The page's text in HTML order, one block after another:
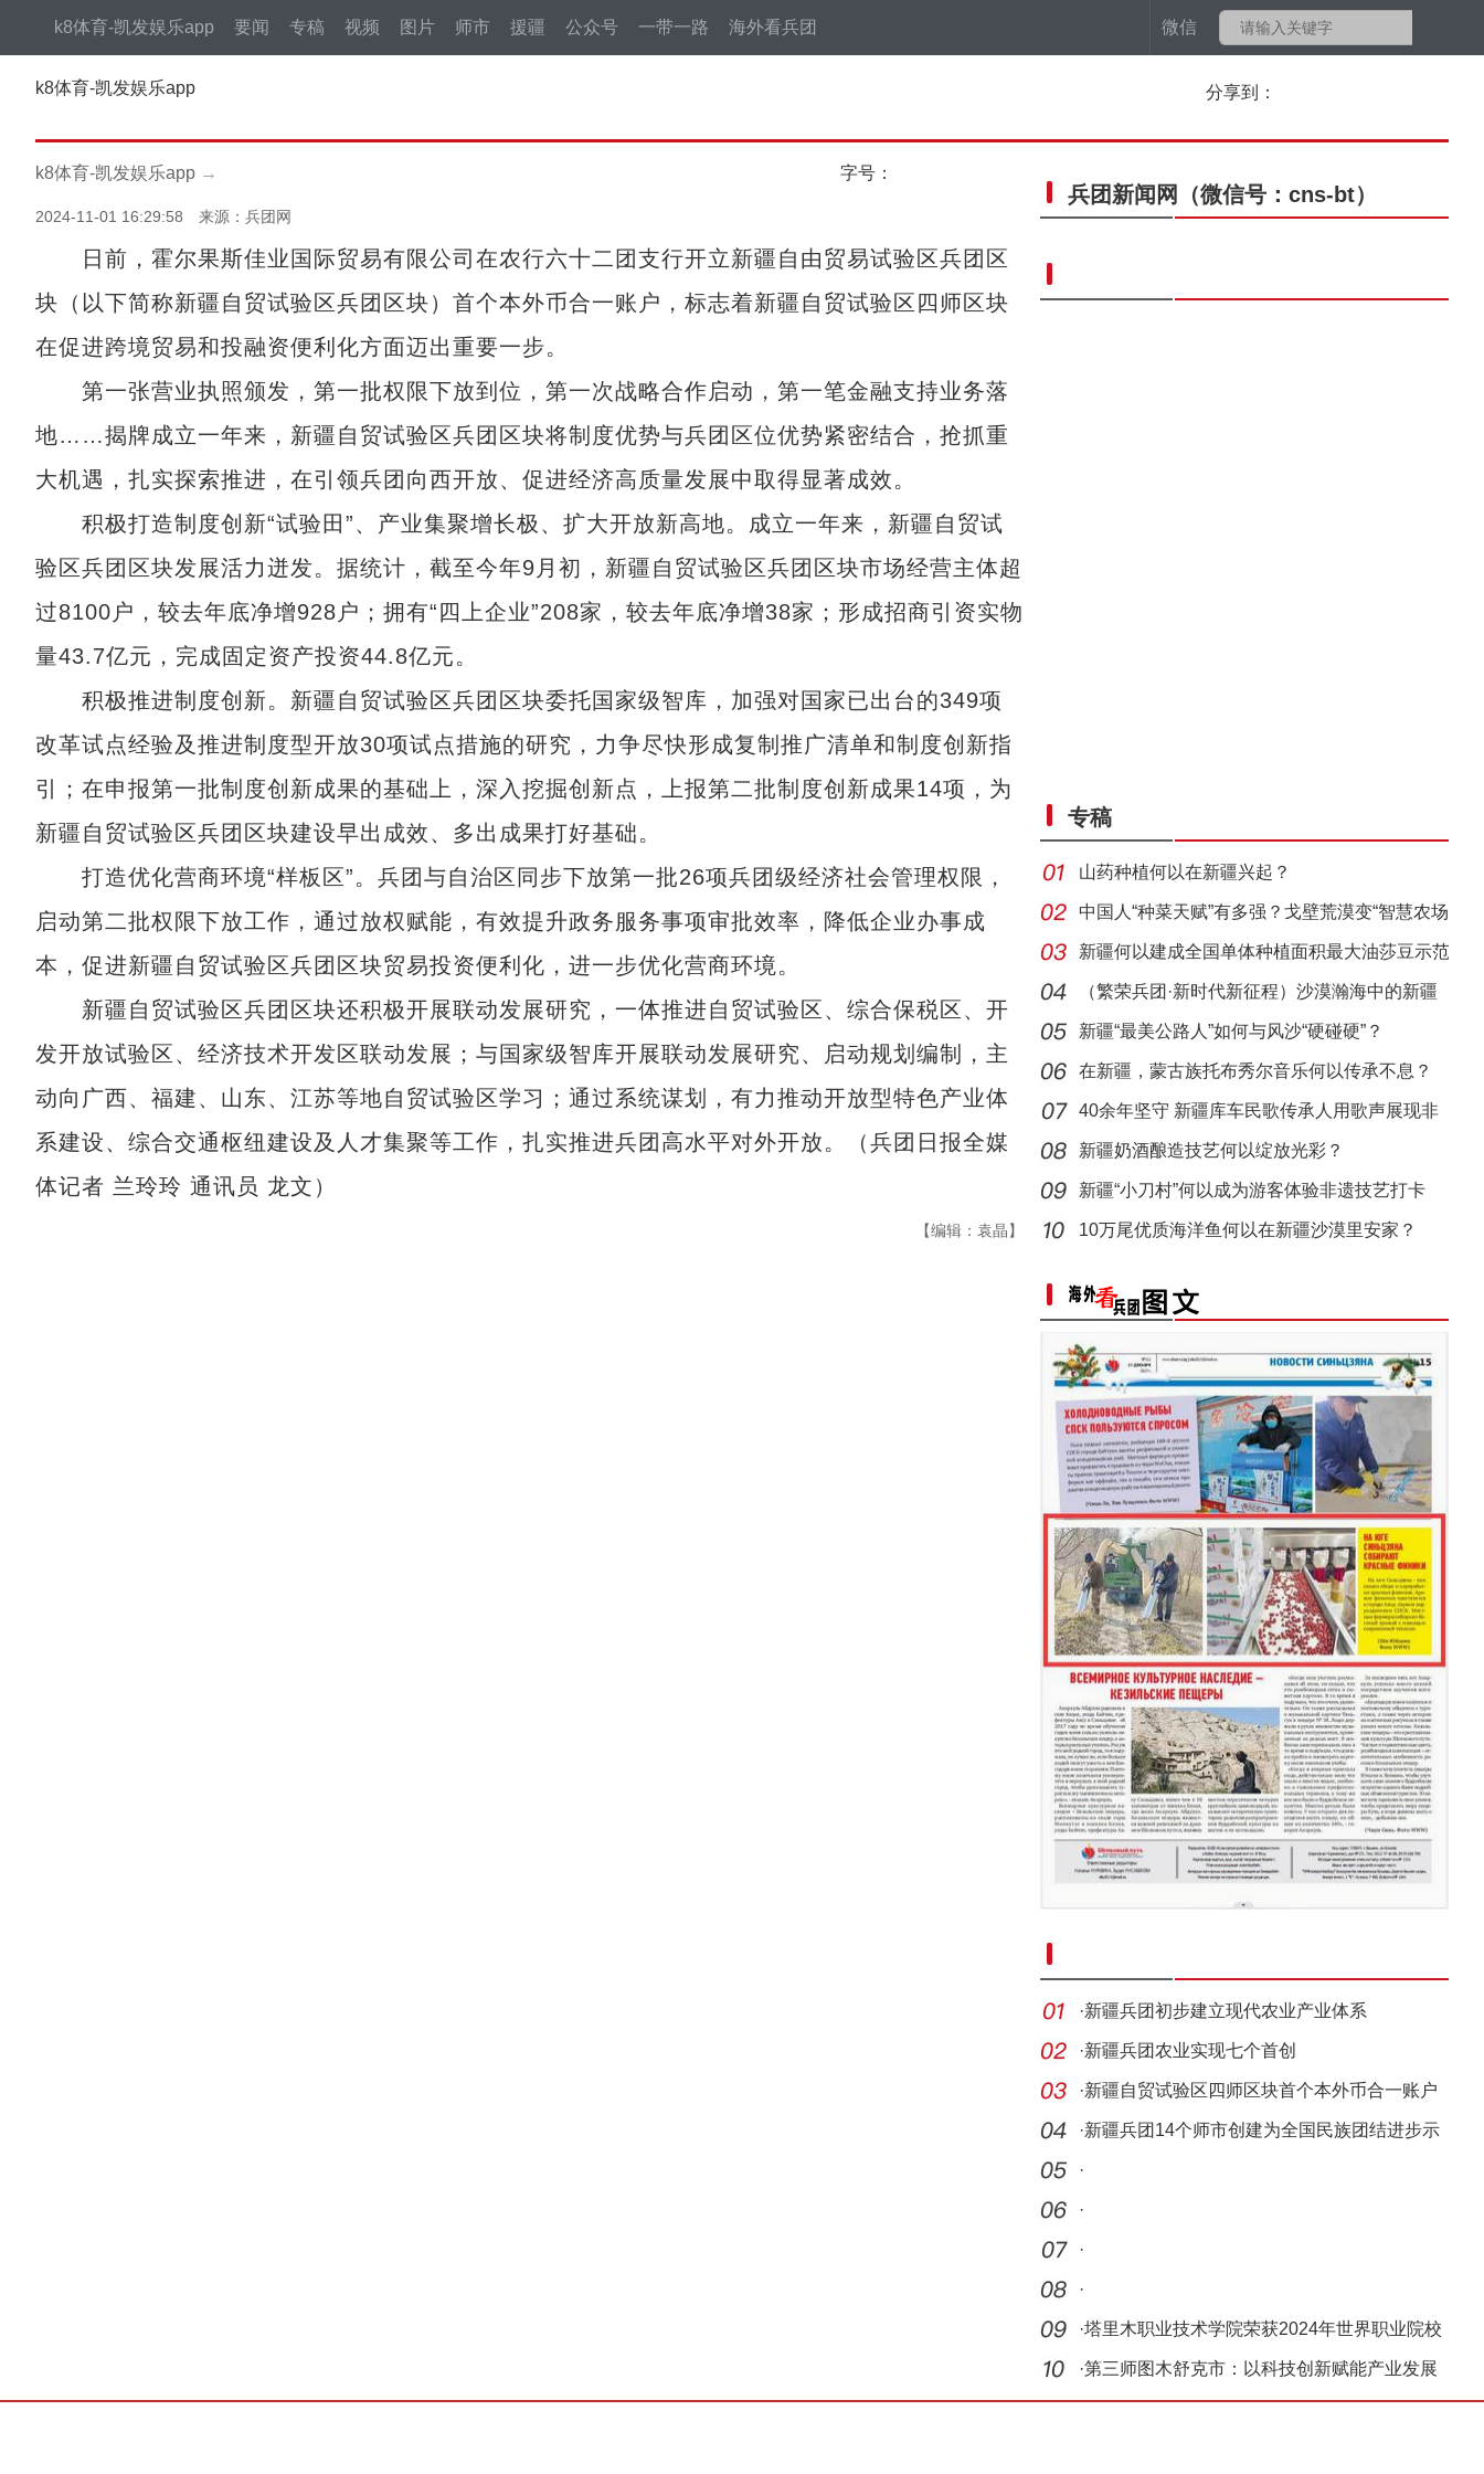
微信
k8体育-凯发娱乐app 要闻 专稿 视频 图片 师市 援疆 公众号 一带一路 海外看兵团
k8体育-凯发娱乐app 分享到：
k8体育-凯发娱乐app → 字号：
2024-11-01 16:29:58 来源：兵团网
日前，霍尔果斯佳业国际贸易有限公司在农行六十二团支行开立新疆自由贸易试验区兵团区
块（以下简称新疆自贸试验区兵团区块）首个本外币合一账户，标志着新疆自贸试验区四师区块
在促进跨境贸易和投融资便利化方面迈出重要一步。
第一张营业执照颁发，第一批权限下放到位，第一次战略合作启动，第一笔金融支持业务落
地……揭牌成立一年来，新疆自贸试验区兵团区块将制度优势与兵团区位优势紧密结合，抢抓重
大机遇，扎实探索推进，在引领兵团向西开放、促进经济高质量发展中取得显著成效。
积极打造制度创新“试验田”、产业集聚增长极、扩大开放新高地。成立一年来，新疆自贸试
验区兵团区块发展活力迸发。据统计，截至今年9月初，新疆自贸试验区兵团区块市场经营主体超
过8100户，较去年底净增928户；拥有“四上企业”208家，较去年底净增38家；形成招商引资实物
量43.7亿元，完成固定资产投资44.8亿元。
积极推进制度创新。新疆自贸试验区兵团区块委托国家级智库，加强对国家已出台的349项
改革试点经验及推进制度型开放30项试点措施的研究，力争尽快形成复制推广清单和制度创新指
引；在申报第一批制度创新成果的基础上，深入挖掘创新点，上报第二批制度创新成果14项，为
新疆自贸试验区兵团区块建设早出成效、多出成果打好基础。
打造优化营商环境“样板区”。兵团与自治区同步下放第一批26项兵团级经济社会管理权限，
启动第二批权限下放工作，通过放权赋能，有效提升政务服务事项审批效率，降低企业办事成
本，促进新疆自贸试验区兵团区块贸易投资便利化，进一步优化营商环境。
新疆自贸试验区兵团区块还积极开展联动发展研究，一体推进自贸试验区、综合保税区、开
发开放试验区、经济技术开发区联动发展；与国家级智库开展联动发展研究、启动规划编制，主
动向广西、福建、山东、江苏等地自贸试验区学习；通过系统谋划，有力推动开放型特色产业体
系建设、综合交通枢纽建设及人才集聚等工作，扎实推进兵团高水平对外开放。（兵团日报全媒
体记者 兰玲玲 通讯员 龙文）
【编辑：袁晶】
兵团新闻网 （微信号：cns-bt）
专稿
山药种植何以在新疆兴起？
中国人“种菜天赋”有多强？戈壁荒漠变“智慧农场
新疆何以建成全国单体种植面积最大油莎豆示范
基地
（繁荣兵团·新时代新征程）沙漠瀚海中的新疆
兵团
新疆“最美公路人”如何与风沙“硬碰硬”？
在新疆，蒙古族托布秀尔音乐何以传承不息？
40余年坚守 新疆库车民歌传承人用歌声展现非
遗魅力
新疆奶酒酿造技艺何以绽放光彩？
新疆“小刀村”何以成为游客体验非遗技艺打卡
地？
10万尾优质海洋鱼何以在新疆沙漠里安家？
·新疆兵团初步建立现代农业产业体系
·新疆兵团农业实现七个首创
·新疆自贸试验区四师区块首个本外币合一账户
落户农
·新疆兵团14个师市创建为全国民族团结进步示
范区
·
·
·
·
·塔里木职业技术学院荣获2024年世界职业院校
技能大
·第三师图木舒克市：以科技创新赋能产业发展